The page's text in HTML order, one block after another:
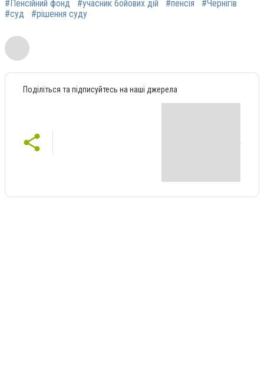
#Пенсійний фонд #учасник бойових дій #пенсія
#Чернігів
#суд
#рішення суду
Поділіться та підписуйтесь на наші джерела